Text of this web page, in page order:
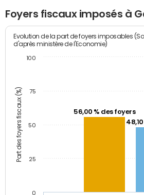
Foyers fiscaux imposés à
Part des foyers fiscaux (%)
Evolution de la part de foyers imposables
d'après ministère de l'Economie)
56,00 % des foyers
0
25
50
75
100